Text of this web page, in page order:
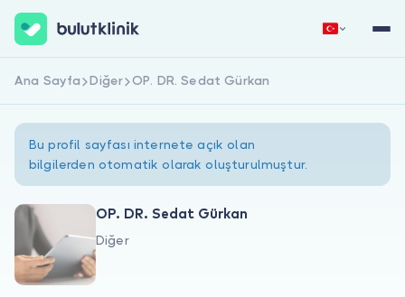
Hakkımızda
Hemen Kaydol Giriş Yap
Ana Sayfa Diğer OP. DR. Sedat Gürkan
Bu profil sayfası internete açık olan
bilgilerden otomatik olarak oluşturulmuştur.
OP. DR. Sedat Gürkan
Diğer